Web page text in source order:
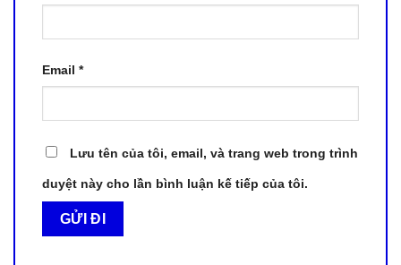
Email *
Lưu tên của tôi, email, và trang web trong trình
duyệt này cho lần bình luận kế tiếp của tôi.